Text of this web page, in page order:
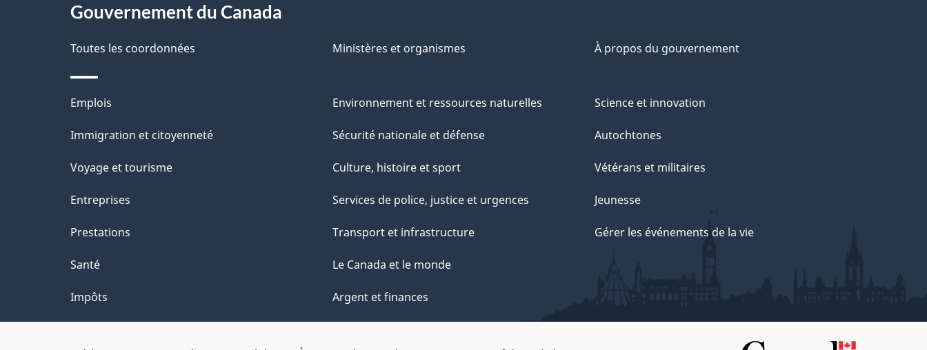
d
e
l
Gouvernement du Canada
Toutes les coordonnées Ministères et organismes À propos du gouvernement
Thèmes
et
Emplois
Immigration et citoyenneté
Voyage et tourisme
Entreprises
Prestations
Santé
Impôts
Environnement et ressources naturelles
Sécurité nationale et défense
Culture, histoire et sport
Services de police, justice et urgences
Transport et infrastructure
Le Canada et le monde
Argent et finances
Science et innovation
Autochtones
Vétérans et militaires
Jeunesse
Gérer les événements de la vie